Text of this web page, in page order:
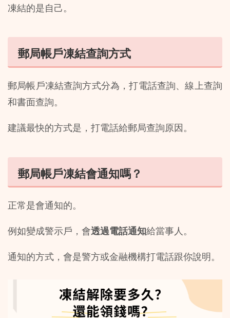
凍結的是自己。
郵局帳戶凍結查詢方式
郵局帳戶凍結查詢方式分為，打電話查詢、線上查詢
和書面查詢。
建議最快的方式是，打電話給郵局查詢原因。
郵局帳戶凍結會通知嗎？
正常是會通知的。
例如變成警示戶，會透過電話通知給當事人。
通知的方式，會是警方或金融機構打電話跟你說明。